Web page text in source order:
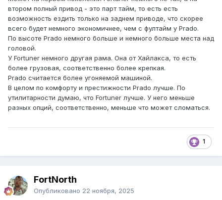
втором полный привод - это парт тайм, то есть есть
возможность ездить только на заднем приводе, что скорее
всего будет немного экономичнее, чем с фултайм у Prado.
По высоте Prado немного больше и немного больше места над
головой.
У Fortuner немного другая рама. Она от Хайлакса, то есть
более грузовая, соответственно более крепкая.
Prado считается более угоняемой машиной.
В целом по комфорту и престижности Prado лучше. По
утилитарности думаю, что Fortuner лучше. У него меньше
разных опций, соответственно, меньше что может сломаться.
1
FоrtNorth
Опубликовано 22 ноября, 2025